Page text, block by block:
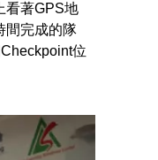
看著GPS地
間完成的隊
位